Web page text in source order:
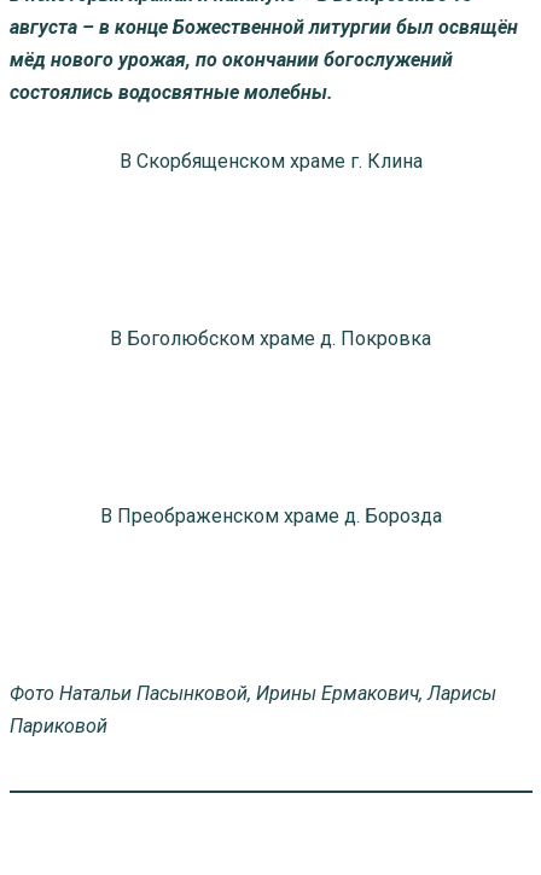
августа – в конце Божественной литургии был освящён
мёд нового урожая, по окончании богослужений
состоялись водосвятные молебны.
В Скорбященском храме г. Клина
В Боголюбском храме д. Покровка
В Преображенском храме д. Борозда
Фото Натальи Пасынковой, Ирины Ермакович, Ларисы
Париковой